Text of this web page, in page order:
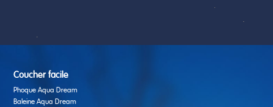
Coucher facile
Phoque Aqua Dream
Baleine Aqua Dream